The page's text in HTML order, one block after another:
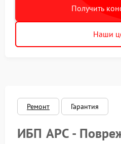
Получить
Наши
Ремонт Гарантия
ИБП APC -